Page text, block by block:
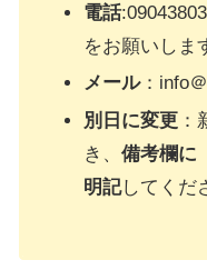
電話
をお願いしま
メール：info
別日に変更：
き、 備考欄に
明記してくだ